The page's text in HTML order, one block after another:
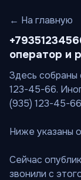
← На главную
оператор и
Здесь собраны
123-45-66.
(935) 123-45-
Ниже указаны
Сейчас
звонили с